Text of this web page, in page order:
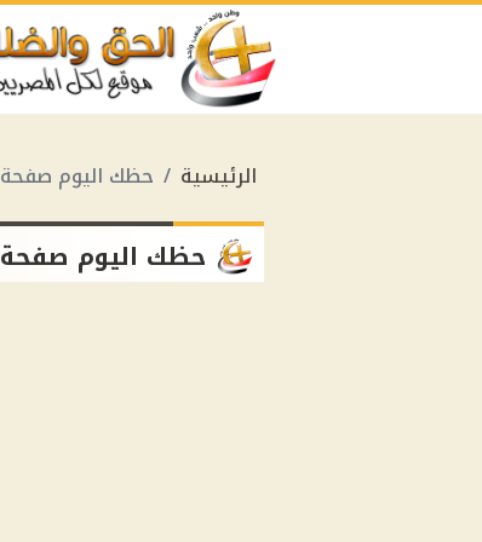
الرئيسية حظك اليوم صفحة 7
حظك اليوم صفحة 7